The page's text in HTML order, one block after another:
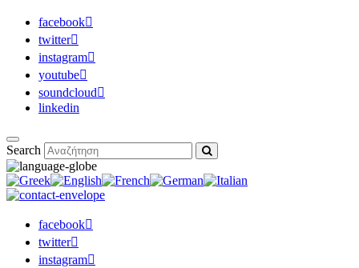
facebook
twitter
instagram
youtube
soundcloud
linkedin
Search
facebook
twitter
instagram